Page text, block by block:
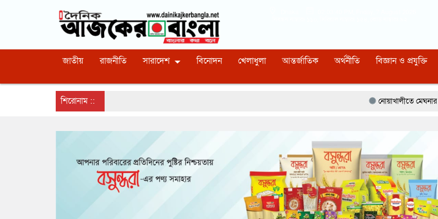
জাতীয় রাজনীতি সারাদেশ বিনোদন খেলাধুলা আন্তর্জাতিক অর্থনীতি বিজ্ঞান ও প্রযুক্তি
শিরোনাম :: নোয়াখালীতে মেঘনার ভাঙনরোধে জিও